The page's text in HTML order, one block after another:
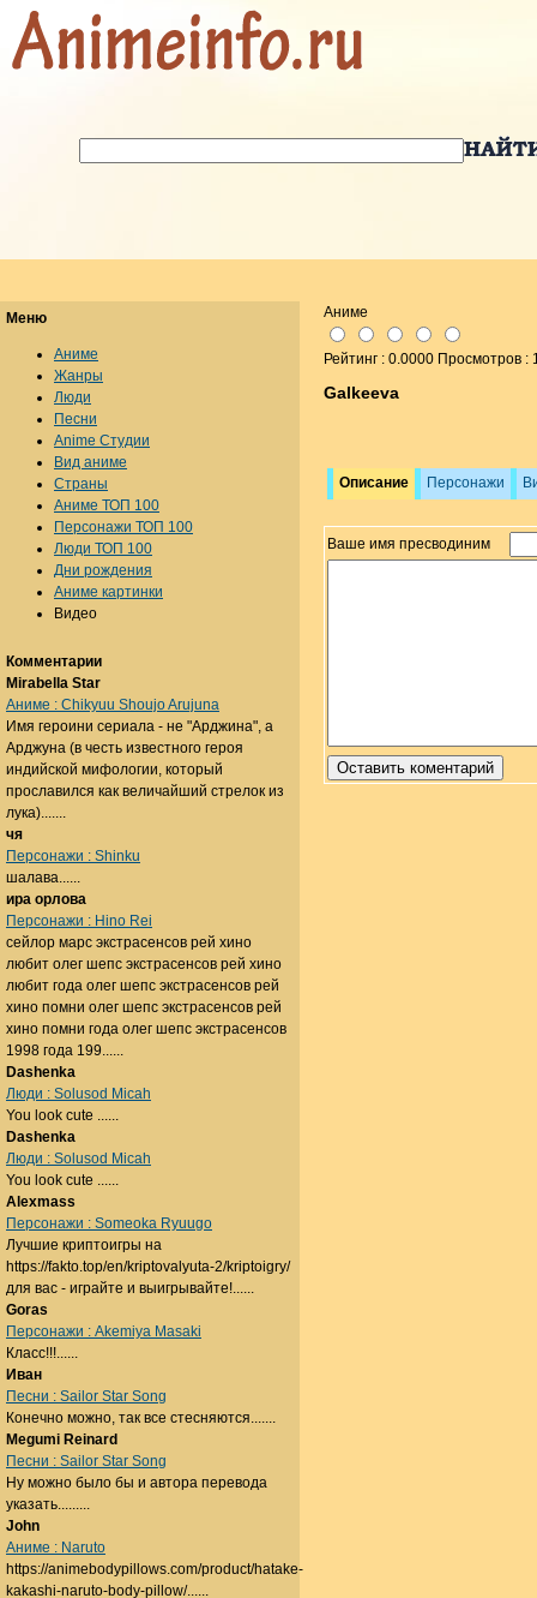
Аниме
Рейтинг : 0.0000 Просмотров :
Galkeeva
Описание Персонажи
Ваше имя пресводиним
Меню
Аниме
Жанры
Люди
Песни
Anime Студии
Вид аниме
Страны
Аниме ТОП 100
Персонажи ТОП 100
Люди ТОП 100
Дни рождения
Аниме картинки
Видео
Комментарии
Mirabella Star
Аниме : Chikyuu Shoujo Arujuna
Имя героини сериала - не "Арджина", а
Арджуна (в честь известного героя
индийской мифологии, который
прославился как величайший стрелок из
лука).......
чя
Персонажи : Shinku
шалава......
ира орлова
Персонажи : Hino Rei
сейлор марс экстрасенсов рей хино
любит олег шепс экстрасенсов рей хино
любит года олег шепс экстрасенсов рей
хино помни олег шепс экстрасенсов рей
хино помни года олег шепс экстрасенсов
1998 года 199......
Dashenka
Люди : Solusod Micah
You look cute ......
Dashenka
Люди : Solusod Micah
You look cute ......
Alexmass
Персонажи : Someoka Ryuugo
Лучшие криптоигры на
https://fakto.top/en/kriptovalyuta-2/kriptoigry/
для вас - играйте и выигрывайте!......
Goras
Персонажи : Akemiya Masaki
Класс!!!......
Иван
Песни : Sailor Star Song
Конечно можно, так все стесняются.......
Megumi Reinard
Песни : Sailor Star Song
Ну можно было бы и автора перевода
указать.........
John
Аниме : Naruto
https://animebodypillows.com/product/hatake-
kakashi-naruto-body-pillow/......